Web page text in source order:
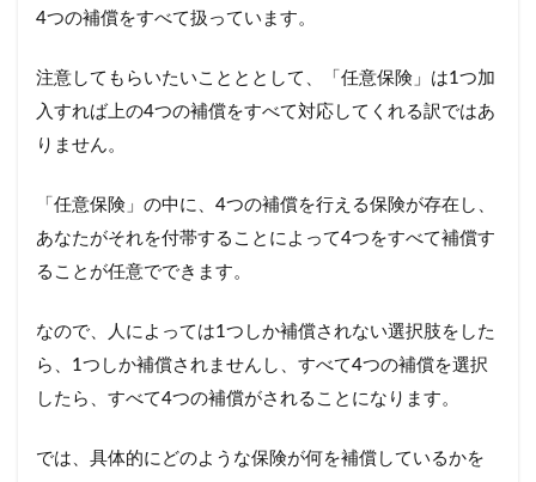
4つの補償をすべて扱っています。
注意してもらいたいことととして、「任意保険」は1つ加
入すれば上の4つの補償をすべて対応してくれる訳ではあ
りません。
「任意保険」の中に、4つの補償を行える保険が存在し、
あなたがそれを付帯することによって4つをすべて補償す
ることが任意でできます。
なので、人によっては1つしか補償されない選択肢をした
ら、1つしか補償されませんし、すべて4つの補償を選択
したら、すべて4つの補償がされることになります。
では、具体的にどのような保険が何を補償しているかを